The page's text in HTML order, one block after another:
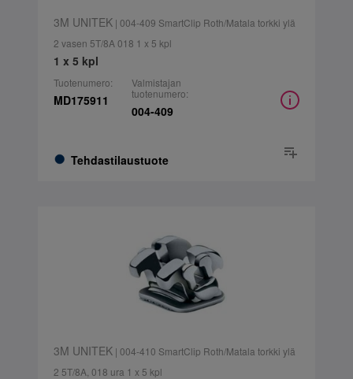
3M UNITEK| 004-409 SmartClip Roth/Matala torkki ylä
2 vasen 5T/8A 018 1 x 5 kpl
1 x 5 kpl
Tuotenumero:
MD175911
Tehdastilaustuote
Valmistajan
tuotenumero:
004-409
3M UNITEK| 004-410 SmartClip Roth/Matala torkki ylä
2 5T/8A, 018 ura 1 x 5 kpl